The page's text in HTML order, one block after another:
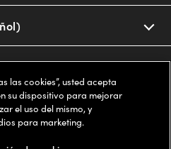
Affirm or Cash App Afterpay.
More
las cookies”, usted acepta
su dispositivo para mejorar
el uso del mismo, y
para marketing.